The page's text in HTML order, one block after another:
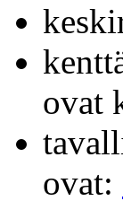
ovat
ovat: